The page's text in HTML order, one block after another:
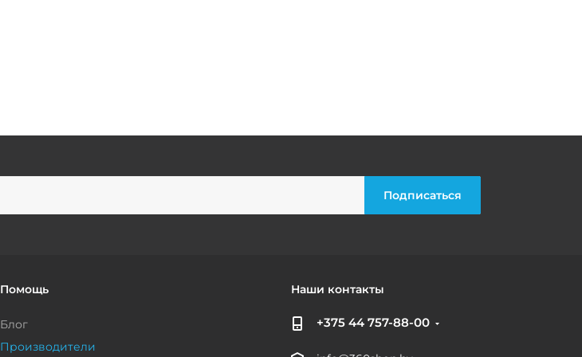
Помощь
Блог
Производители
Наши контакты
+375 44 757-88-00